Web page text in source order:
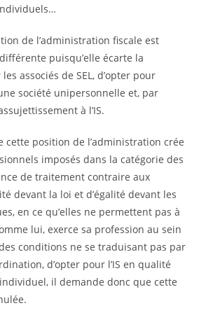
de l’administration fiscale est
puisqu’elle écarte la
associés de SEL, d’opter pour
société unipersonnelle et, par
à l’IS.
cette position de l’administration crée
imposés dans la catégorie des
de traitement contraire aux
devant la loi et d’égalité devant les
en ce qu’elles ne permettent pas à
lui, exerce sa profession au sein
des conditions ne se traduisant pas par
d’opter pour l’IS en qualité
il demande donc que cette